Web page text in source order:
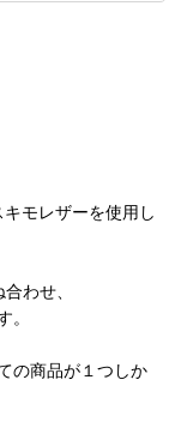
モレザーを使用し
わせ、
。
の商品が１つしか